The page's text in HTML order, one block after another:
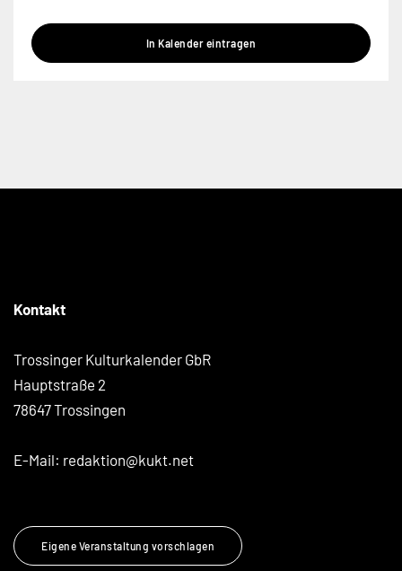
In Kalender eintragen
Kontakt
Trossinger Kulturkalender GbR
Hauptstraße 2
78647 Trossingen
E-Mail: redaktion@kukt.net
Eigene Veranstaltung vorschlagen